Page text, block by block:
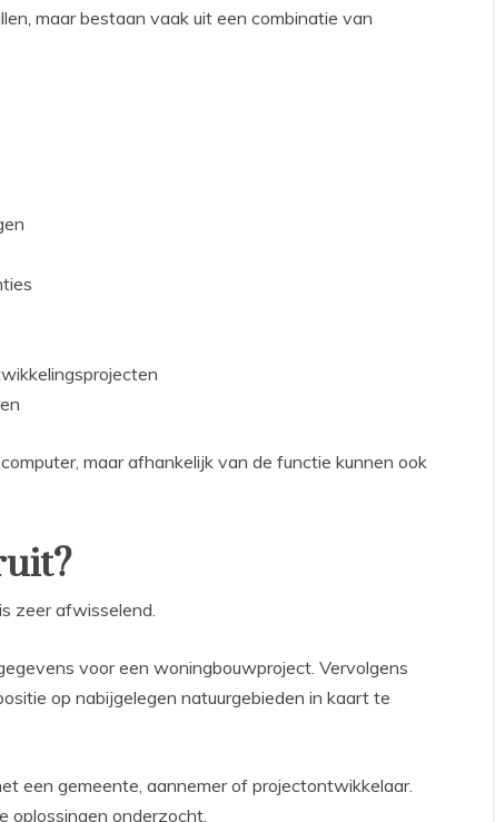
maar bestaan vaak uit een combinatie van
maar afhankelijk van de functie kunnen ook
zeer afwisselend.
voor een woningbouwproject. Vervolgens
op nabijgelegen natuurgebieden in kaart te
een gemeente, aannemer of projectontwikkelaar.
oplossingen onderzocht.